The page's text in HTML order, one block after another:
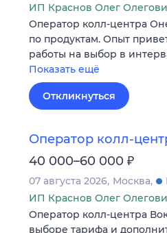
ИП Краснов Олег
Оператор колл-центра
по продуктам. Опыт
работы на выбор в
Показать ещё
Откликнуться
Оператор колл-
40 000–60 000 ₽
07 августа 2026 Москва
ИП Краснов Олег
Оператор колл-центра
выборе тарифа и